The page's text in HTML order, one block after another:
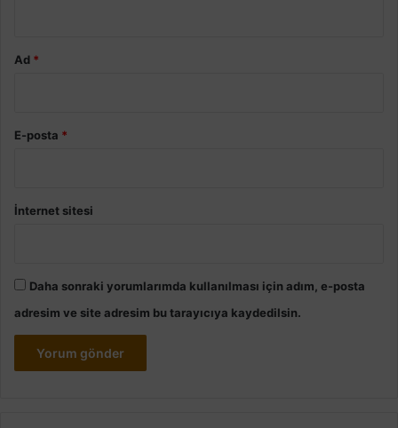
Ad *
E-posta *
İnternet sitesi
Daha sonraki yorumlarımda kullanılması için adım, e-posta
adresim ve site adresim bu tarayıcıya kaydedilsin.